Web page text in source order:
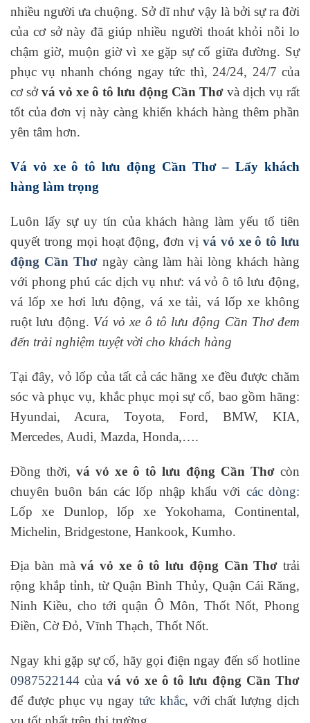
nhiều người ưa chuộng. Sở dĩ như vậy là bởi sự ra đời
của cơ sở này đã giúp nhiều người thoát khỏi nỗi lo
chậm giờ, muộn giờ vì xe gặp sự cố giữa đường. Sự
phục vụ nhanh chóng ngay tức thì, 24/24, 24/7 của
cơ sởvá vỏ xe ô tô lưu động Cần Thơ và dịch vụ rất
tốt của đơn vị này càng khiến khách hàng thêm phần
yên tâm hơn.
Vá vỏ xe ô tô lưu động Cần Thơ – Lấy khách
hàng làm trọng
Luôn lấy sự uy tín của khách hàng làm yếu tố tiên
quyết trong mọi hoạt động, đơn vị vá vỏ xe ô tô lưu
động Cần Thơ ngày càng làm hài lòng khách hàng
với phong phú các dịch vụ như: vá vỏ ô tô lưu động,
vá lốp xe hơi lưu động, vá xe tải, vá lốp xe không
ruột lưu động. Vá vỏ xe ô tô lưu động Cần Thơ đem
đến trải nghiệm tuyệt vời cho khách hàng
Tại đây, vỏ lốp của tất cả các hãng xe đều được chăm
sóc và phục vụ, khắc phục mọi sự cố, bao gồm hãng:
Hyundai, Acura, Toyota, Ford, BMW, KIA,
Mercedes, Audi, Mazda, Honda,….
Đồng thời, vá vỏ xe ô tô lưu động Cần Thơ còn
chuyên buôn bán các lốp nhập khẩu với các dòng:
Lốp xe Dunlop, lốp xe Yokohama, Continental,
Michelin, Bridgestone, Hankook, Kumho.
Địa bàn màvá vỏ xe ô tô lưu động Cần Thơ trải
rộng khắp tỉnh, từ Quận Bình Thủy, Quận Cái Răng,
Ninh Kiều, cho tới quận Ô Môn, Thốt Nốt, Phong
Điền, Cờ Đỏ, Vĩnh Thạch, Thốt Nốt.
Ngay khi gặp sự cố, hãy gọi điện ngay đến số hotline
0987522144 của vá vỏ xe ô tô lưu động Cần Thơ
để được phục vụ ngay tức khắc, với chất lượng dịch